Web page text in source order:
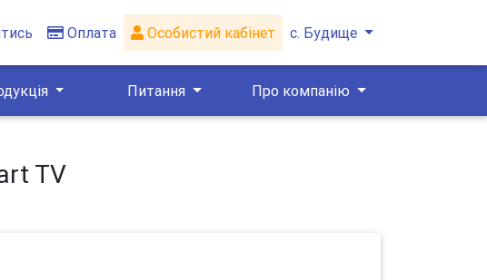
Оплата Особистий кабінет с. Будище
Питання Про компанію
TV